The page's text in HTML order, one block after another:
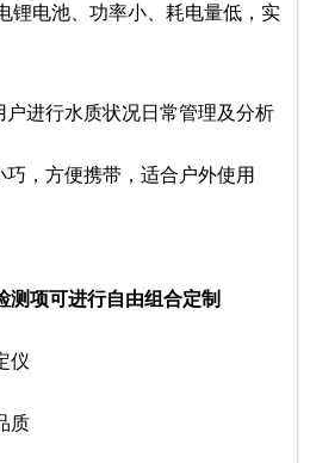
锂电池、功率小、耗电量低，实
户进行水质状况日常管理及分析
，方便携带，适合户外使用
项可进行自由组合定制
质